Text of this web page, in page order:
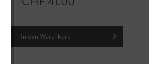
In den Warenkorb